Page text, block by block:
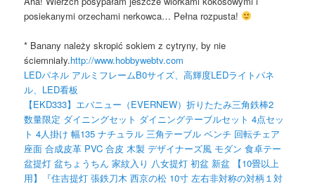
posiekanymi orzechami nerkowca… Pełna rozpusta!
* Banany należy skropić sokiem z cytryny, by nie
ściemniały.http://www.hobbywebtv.com
LEDパネル アルミフレームB0サイズ、高輝度LEDライトパネ
ル、LED看板
【EKD333】エバニュー（EVERNEW）折りたたみ三角鉄棒2
数量限定 ダイニングセット ダイニングテーブルセット 4点セッ
ト 4人掛け 幅135 ナチュラル 三角テーブル ベンチ 回転チェア
座面 合成皮革 PVC 合皮 木製 デザイナーズ風 モダン 食卓テー
盆提灯 盆ちょうちん 家紋入り 八女提灯 初盆 新盆 【10畳以上
用】『住吉提灯 張鉄刀木 西京の松 10寸 左右非対称の対柄１対